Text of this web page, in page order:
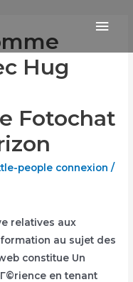
Hug
Fotochat
people connexion /
relatives aux
au sujet des
constitue Un
en tenant